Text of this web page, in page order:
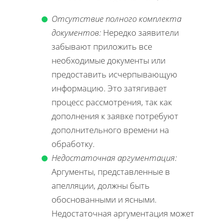
Отсутствие полного комплекта
документов: Нередко заявители
забывают приложить все
необходимые документы или
предоставить исчерпывающую
информацию. Это затягивает
процесс рассмотрения, так как
дополнения к заявке потребуют
дополнительного времени на
обработку.
Недостаточная аргументация:
Аргументы, представленные в
апелляции, должны быть
обоснованными и ясными.
Недостаточная аргументация может